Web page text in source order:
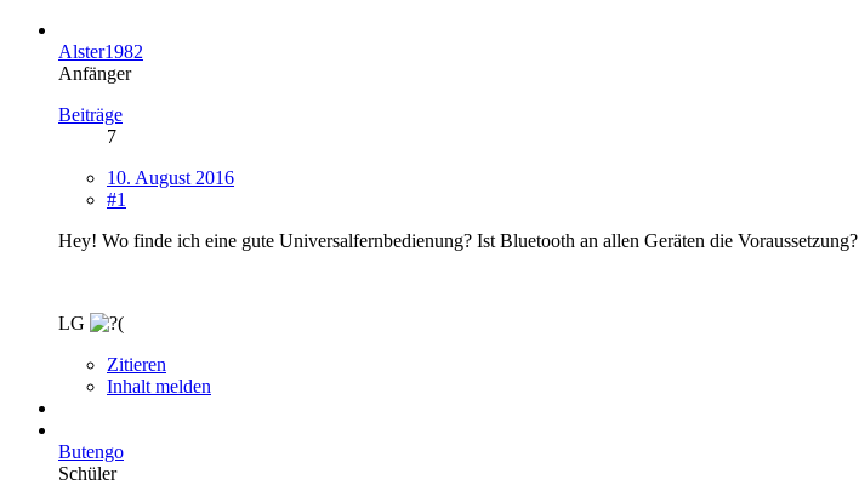
Alster1982
Anfänger
Beiträge
7
10. August 2016
#1
Hey! Wo finde ich eine gute Universalfernbedienung? Ist Bluetooth an allen Geräten die Voraussetzung?
LG
Zitieren
Inhalt melden
Butengo
Schüler